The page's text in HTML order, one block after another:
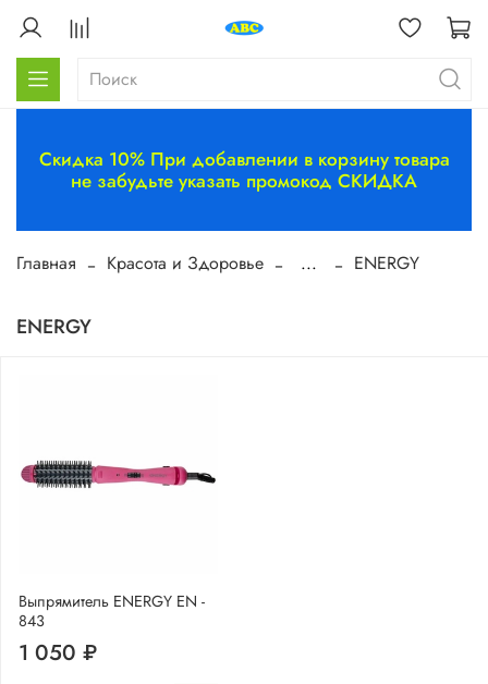
Скидка 10% При добавлении в корзину товара
не забудьте указать промокод СКИДКА
Главная Красота и Здоровье ... ENERGY
ENERGY
Выпрямитель ENERGY EN -
843
1 050 ₽